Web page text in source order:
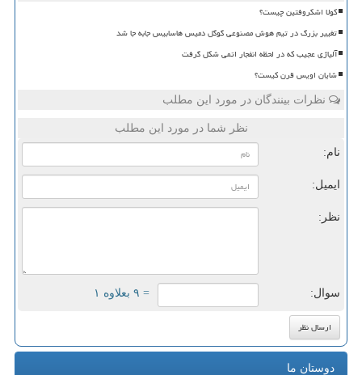
کولا اشکروفتین چیست؟
تغییر بزرگ در تیم هوش مصنوعی گوگل دمیس هاسابیس جابه جا شد
آلیاژی عجیب که در لحظه انفجار اتمی شکل گرفت
شایان اویس قرن کیست؟
نظرات بینندگان در مورد این مطلب
نظر شما در مورد این مطلب
نام:
ایمیل:
نظر:
سوال: = ۹ بعلاوه ۱
دوستان ما